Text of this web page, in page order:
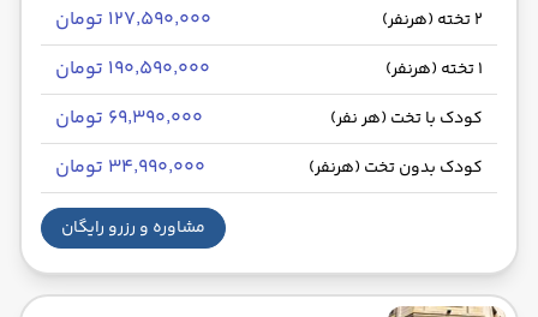
2 تخته (هرنفر) ۱۲۷٬۵۹۰٬۰۰۰ تومان
1 تخته (هرنفر) ۱۹۰٬۵۹۰٬۰۰۰ تومان
کودک با تخت (هر نفر) ۶۹٬۳۹۰٬۰۰۰ تومان
کودک بدون تخت (هرنفر) ۳۴٬۹۹۰٬۰۰۰ تومان
مشاوره و رزرو رایگان